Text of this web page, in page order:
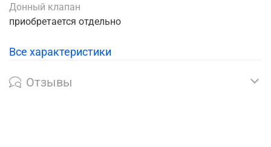
Донный клапан
приобретается отдельно
Все характеристики
Отзывы